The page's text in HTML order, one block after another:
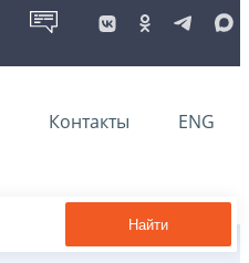
Контакты ENG
Найти